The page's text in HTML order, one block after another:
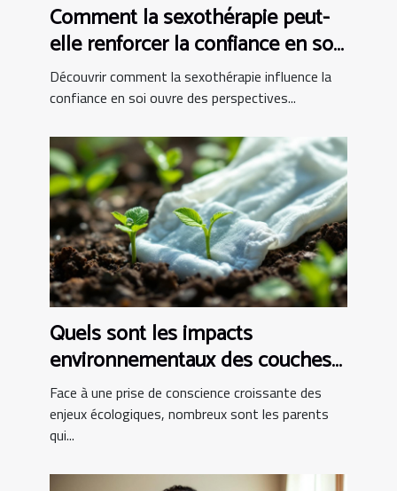
Comment la sexothérapie peut-
elle renforcer la confiance en soi
?
Découvrir comment la sexothérapie influence la
confiance en soi ouvre des perspectives...
Quels sont les impacts
environnementaux des couches
bio ?
Face à une prise de conscience croissante des
enjeux écologiques, nombreux sont les parents
qui...